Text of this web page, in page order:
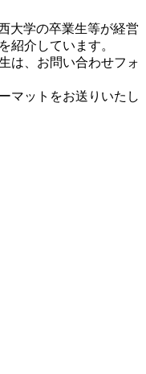
大学の卒業生等が経営
紹介しています。
は、お問い合わせフォ
マットをお送りいたし